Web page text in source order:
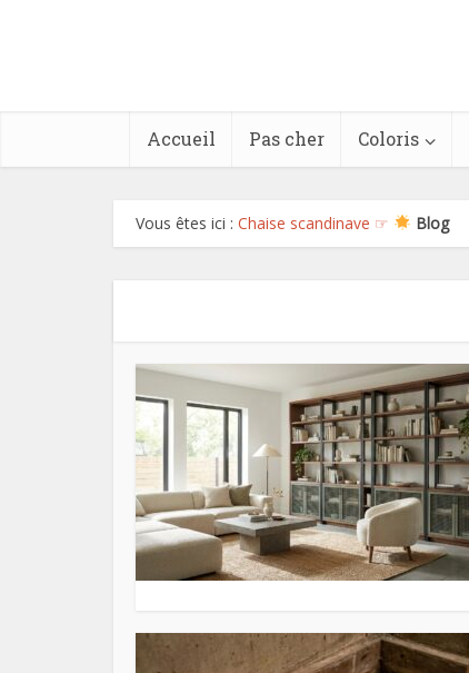
Accueil Pas cher Coloris
Vous êtes ici : Chaise scandinave ☞ Blog